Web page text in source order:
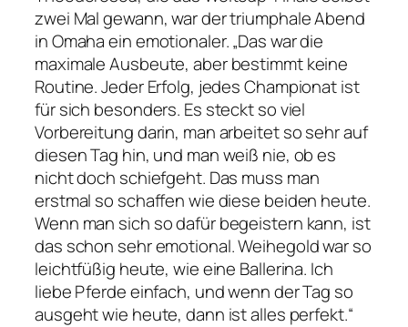
zwei Mal gewann, war der triumphale Abend
in Omaha ein emotionaler. „Das war die
maximale Ausbeute, aber bestimmt keine
Routine. Jeder Erfolg, jedes Championat ist
für sich besonders. Es steckt so viel
Vorbereitung darin, man arbeitet so sehr auf
diesen Tag hin, und man weiß nie, ob es
nicht doch schiefgeht. Das muss man
erstmal so schaffen wie diese beiden heute.
Wenn man sich so dafür begeistern kann, ist
das schon sehr emotional. Weihegold war so
leichtfüßig heute, wie eine Ballerina. Ich
liebe Pferde einfach, und wenn der Tag so
ausgeht wie heute, dann ist alles perfekt.“